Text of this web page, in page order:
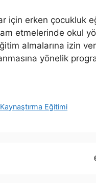
için erken çocukluk
etmelerinde okul
almalarına izin
yönelik
Eğitimi